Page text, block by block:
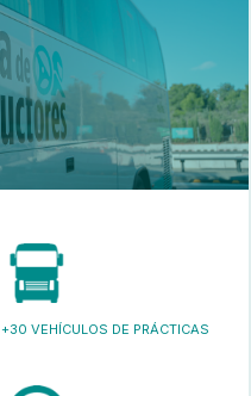
+30 VEHÍCULOS DE PRÁCTICAS